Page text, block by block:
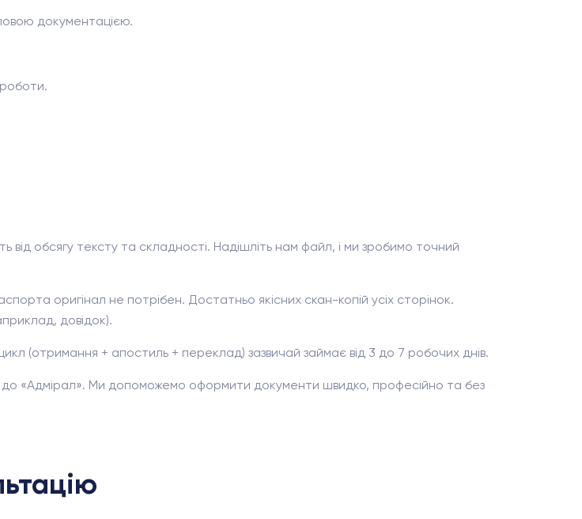
документацією.
від обсягу тексту та складності. Надішліть нам файл, і ми зробимо точний
оригінал не потрібен. Достатньо якісних скан-копій усіх сторінок.
довідок).
(отримання + апостиль + переклад) зазвичай займає від 3 до 7 робочих днів.
«Адмірал». Ми допоможемо оформити документи швидко, професійно та без